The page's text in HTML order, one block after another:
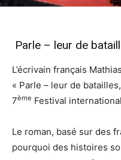
Parle – leur de
L’écrivain français
« Parle – leur de
7ème Festival
Le roman, basé sur des
pourquoi des histoires